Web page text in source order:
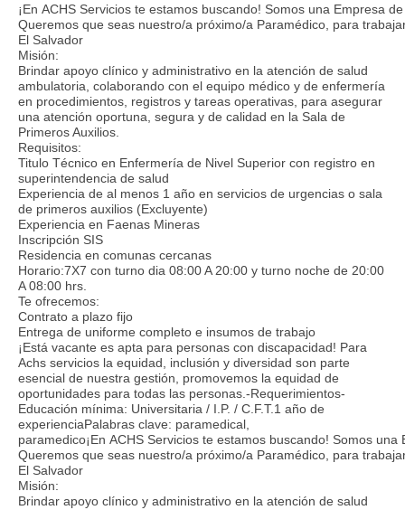
¡En ACHS Servicios te estamos buscando! Somos una Empresa
Queremos que seas nuestro/a próximo/a Paramédico, para
El Salvador
Misión:
Brindar apoyo clínico y administrativo en la atención de salud
ambulatoria, colaborando con el equipo médico y de enfermería
en procedimientos, registros y tareas operativas, para asegurar
una atención oportuna, segura y de calidad en la Sala de
Primeros Auxilios.
Requisitos:
Titulo Técnico en Enfermería de Nivel Superior con registro en
superintendencia de salud
Experiencia de al menos 1 año en servicios de urgencias o sala
de primeros auxilios (Excluyente)
Experiencia en Faenas Mineras
Inscripción SIS
Residencia en comunas cercanas
Horario:7X7 con turno dia 08:00 A 20:00 y turno noche de 20:00
A 08:00 hrs.
Te ofrecemos:
Contrato a plazo fijo
Entrega de uniforme completo e insumos de trabajo
¡Está vacante es apta para personas con discapacidad! Para
Achs servicios la equidad, inclusión y diversidad son parte
esencial de nuestra gestión, promovemos la equidad de
oportunidades para todas las personas.-Requerimientos-
Educación mínima: Universitaria / I.P. / C.F.T.1 año de
experienciaPalabras clave: paramedical,
paramedico¡En ACHS Servicios te estamos buscando! Somos
Queremos que seas nuestro/a próximo/a Paramédico, para
El Salvador
Misión:
Brindar apoyo clínico y administrativo en la atención de salud